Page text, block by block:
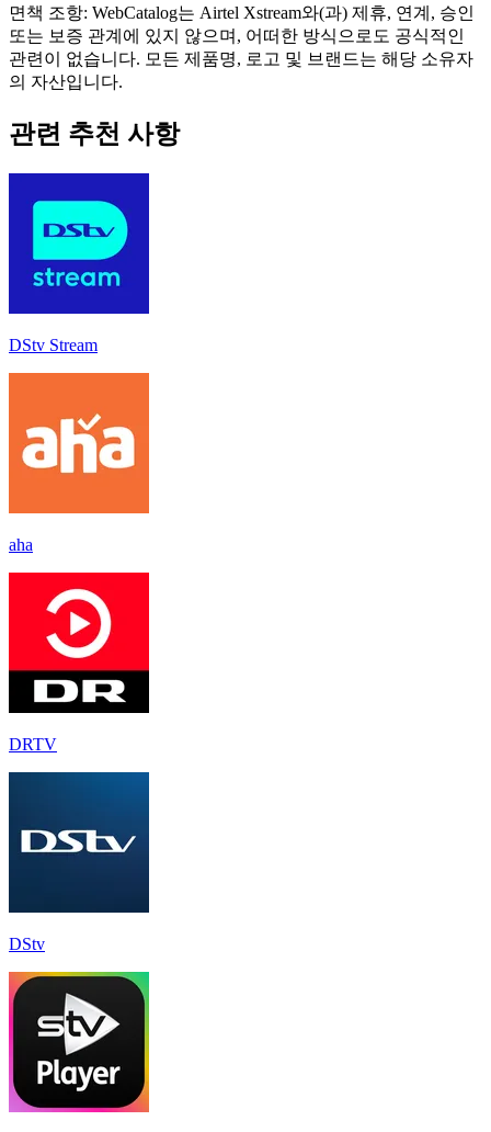
면책 조항: WebCatalog는 Airtel Xstream와(과) 제휴, 연계, 승인
또는 보증 관계에 있지 않으며, 어떠한 방식으로도 공식적인
관련이 없습니다. 모든 제품명, 로고 및 브랜드는 해당 소유자
의 자산입니다.
관련 추천 사항
DStv Stream
aha
DRTV
DStv